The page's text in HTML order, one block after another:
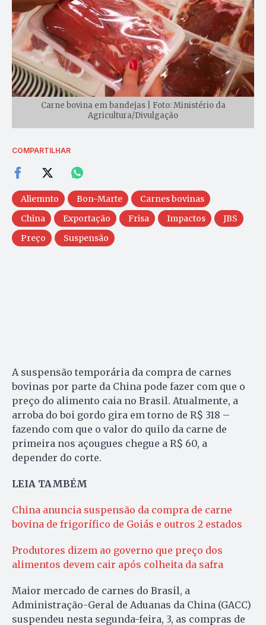
Carne bovina em bandejas | Foto: Ministério da
Agricultura/Divulgação
COMPARTILHAR
Aliemnto Bon-Marte
Carnes bovinas
China
Exportação Frisa Impactos
JBS
Preço
Suspensão
A suspensão temporária da compra de carnes
bovinas por parte da China pode fazer com que o
preço do alimento caia no Brasil. Atualmente, a
arroba do boi gordo gira em torno de R$ 318 –
fazendo com que o valor do quilo da carne de
primeira nos açougues chegue a R$ 60, a
depender do corte.
LEIA TAMBÉM
China anuncia suspensão da compra de carne
bovina de frigorífico de Goiás e outros 2 estados
Produtores dizem ao governo que preço dos
alimentos devem cair após colheita da safra
Maior mercado de carnes do Brasil, a
Administração-Geral de Aduanas da China (GACC)
suspendeu nesta segunda-feira, 3, as compras de